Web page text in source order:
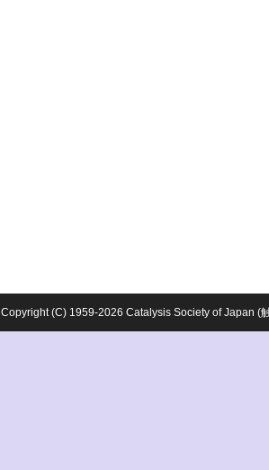
Copyright (C) 1959-2026 Catalysis Society of Japan (